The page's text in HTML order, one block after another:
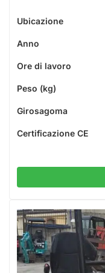
Ubicazione
Anno
Ore di lavoro
Peso (kg)
Girosagoma
Certificazione CE